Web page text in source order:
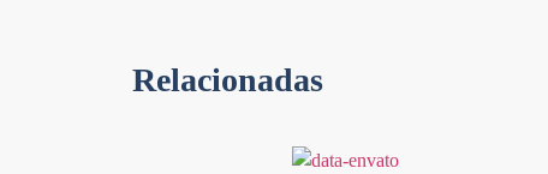
Relacionadas